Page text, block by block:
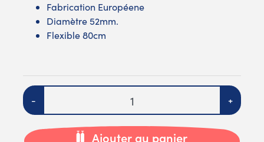
Fabrication Européene
Diamètre 52mm.
Flexible 80cm
Quantité
- +
Ajouter au panier